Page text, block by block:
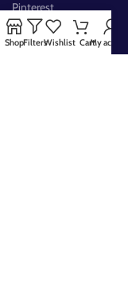
Pinterest
FB Group
ShopFiltersWishlist CartMy account